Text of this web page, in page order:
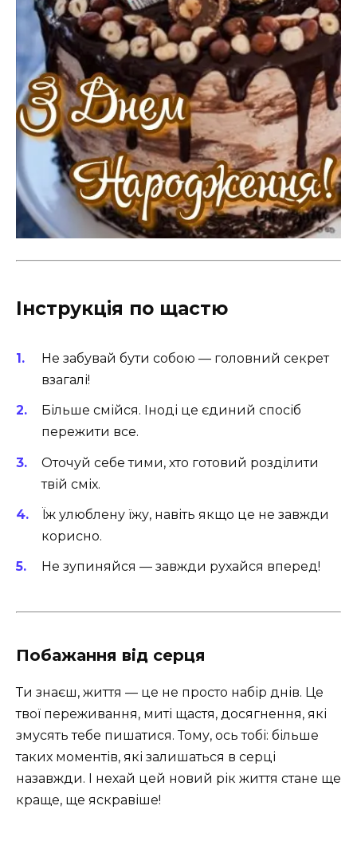
Інструкція по щастю
Не забувай бути собою — головний секрет
взагалі!
Більше смійся. Іноді це єдиний спосіб
пережити все.
Оточуй себе тими, хто готовий розділити
твій сміх.
Їж улюблену їжу, навіть якщо це не завжди
корисно.
Не зупиняйся — завжди рухайся вперед!
Побажання від серця
Ти знаєш, життя — це не просто набір днів. Це
твої переживання, миті щастя, досягнення, які
змусять тебе пишатися. Тому, ось тобі: більше
таких моментів, які залишаться в серці
назавжди. І нехай цей новий рік життя стане ще
краще, ще яскравіше!